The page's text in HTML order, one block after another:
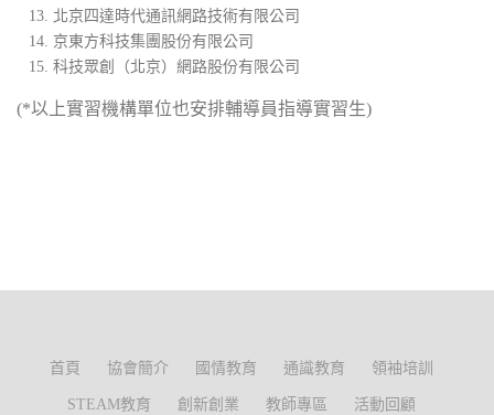
北京四達時代通訊網路技術有限公司
京東方科技集團股份有限公司
科技眾創（北京）網路股份有限公司
(*以上實習機構單位也安排輔導員指導實習生)
首頁 協會簡介 國情教育 通識教育 領袖培訓
STEAM教育 創新創業 教師專區 活動回顧